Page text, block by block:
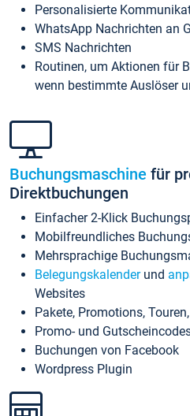
Personalisierte
WhatsApp Nachrichten an
SMS Nachrichten
Routinen, um Aktionen für
wenn bestimmte Auslöser
Buchungsmaschine für
Direktbuchungen
Einfacher 2-Klick
Mobilfreundliches
Mehrsprachige
Belegungskalenderund
Websites
Pakete, Promotions,
Promo- und
Buchungen von Facebook
Wordpress Plugin